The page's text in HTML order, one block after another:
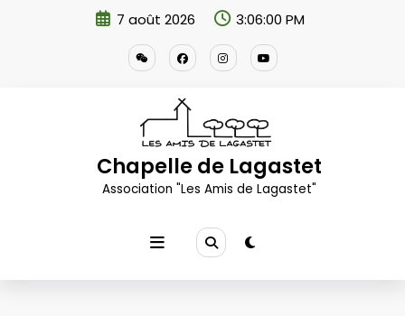
7 août 2026 3:06:01 PM
Chapelle de Lagastet
Association "Les Amis de Lagastet"